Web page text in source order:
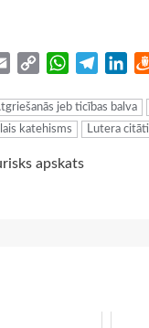
Email
Copy
WhatsApp
jeb ticības balva
katehisms Lutera citāti
apskats